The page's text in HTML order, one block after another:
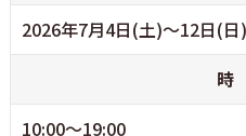
2026年7月4日(土)～12日(日)
時
10:00～19:00